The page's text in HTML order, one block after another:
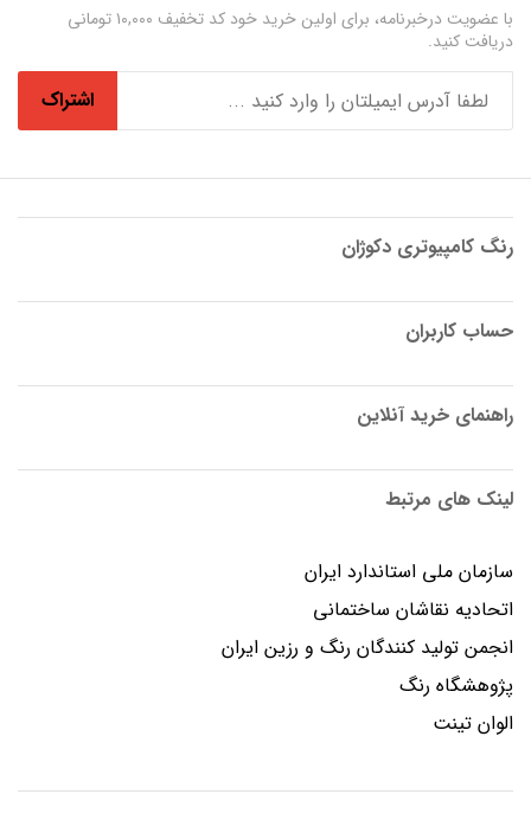
با عضویت درخبرنامه، برای اولین خرید خود کد تخفیف ۱۰,۰۰۰ تومانی
دریافت کنید.
اشتراک
رنگ کامپیوتری دکوژان
حساب کاربران
راهنمای خرید آنلاین
لینک های مرتبط
سازمان ملی استاندارد ایران
اتحادیه نقاشان ساختمانی
انجمن توليد كنندگان رنگ و رزين ايران
پژوهشگاه رنگ
الوان تینت